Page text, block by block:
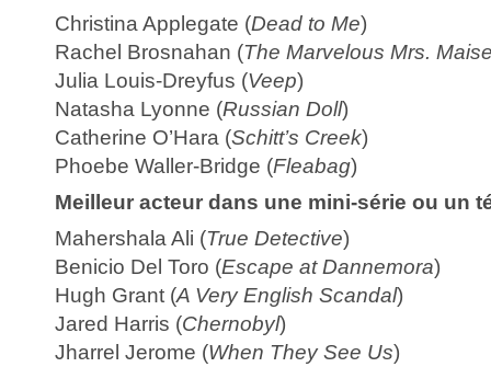
Christina Applegate (Dead to Me)
Rachel Brosnahan (The Marvelous Mrs.
Julia Louis-Dreyfus (Veep)
Natasha Lyonne (Russian Doll)
Catherine O’Hara (Schitt’s Creek)
Phoebe Waller-Bridge (Fleabag)
Meilleur acteur dans une mini-série ou un
Mahershala Ali (True Detective)
Benicio Del Toro (Escape at Dannemora)
Hugh Grant (A Very English Scandal)
Jared Harris (Chernobyl)
Jharrel Jerome (When They See Us)